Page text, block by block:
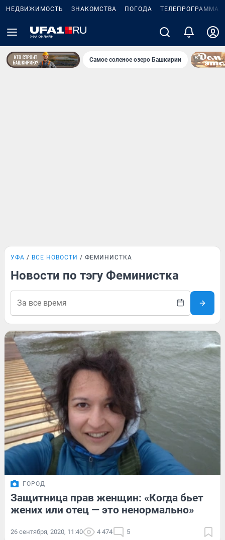
НЕДВИЖИМОСТЬ ЗНАКОМСТВА ПОГОДА ТЕЛЕПРОГРАММА
Самое соленое озеро Башкирии
УФА ВСЕ НОВОСТИ ФЕМИНИСТКА
Новости по тэгу Феминистка
ГОРОД
Защитница прав женщин: «Когда бьет
жених или отец — это ненормально»
26 сентября, 2020, 11:40 4 474 5